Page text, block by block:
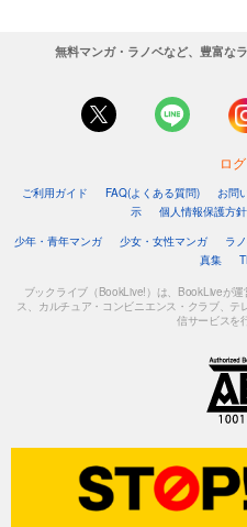
無料マンガ・ラノベなど、豊富な
ロ
ご利用ガイド FAQ(よくある質問) お問
示
個人情報保護方針
少年・青年マンガ
少女・女性マンガ ラ
真集
ブックライブ（BookLive!）は、BookLiveが
ス、カルチュア・コンビニエンス・クラブ、
信サービスを